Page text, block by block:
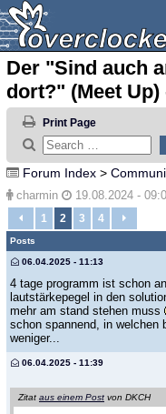
Der "Sind auch
dort?" (Meet Up)
Print Page
Forum Index >
charmin 19.08.2024 -
1 2 3 4
Posts
06.04.2025 - 11:13
4 tage programm ist schon
lautstärkepegel in den
mehr am stand stehen muss
schon spannend, in welchen
weniger...
06.04.2025 - 11:39
Zitat aus einem Post von DKCH